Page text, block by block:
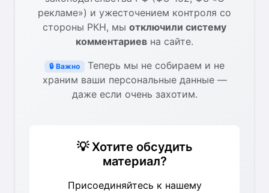
рекламе») и ужесточением контроля со
стороны РКН, мы отключили систему
комментариев на сайте.
🔒 Важно Теперь мы не собираем и не
храним ваши персональные данные —
даже если очень захотим.
💡 Хотите обсудить
материал?
Присоединяйтесь к нашему